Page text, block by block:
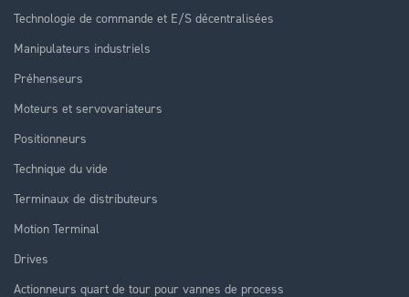
Technologie de commande et E/S décentralisées
Manipulateurs industriels
Préhenseurs
Moteurs et servovariateurs
Positionneurs
Technique du vide
Terminaux de distributeurs
Motion Terminal
Drives
Actionneurs quart de tour pour vannes de process